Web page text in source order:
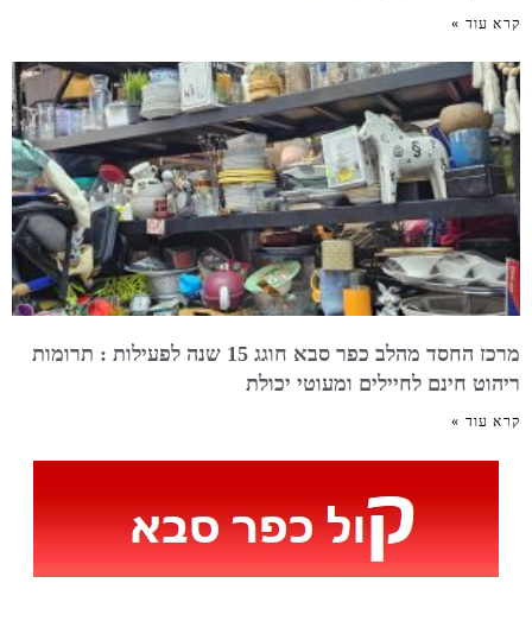
קרא עוד »
מרכז החסד מהלב כפר סבא חוגג 15 שנה לפעילות : תרומות
ריהוט חינם לחיילים ומעוטי יכולת
קרא עוד »